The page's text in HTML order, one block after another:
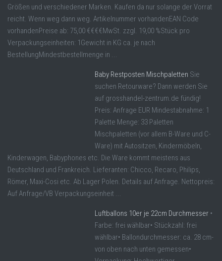
Größen und verschiedener Marken. Kaufen da nur solange der Vorrat
reicht. Wenn weg dann weg. Artikelnummer vorhandenEAN Code
vorhandenPreise ab: 75,00 €€€€MwSt. zzgl. 19,00 %Stück pro
Verpackungseinheiten: 1Gewicht in KG ca. je nach
BestellungMindestbestellmenge in ...
Baby Restposten Mischpaletten Sie
suchen Retourware? Dann werden Sie
auf grosshandel-zentrum.de fündig!
Preis: Anfrage EUR Mindestabnahme: 1
Palette Menge: 33 Paletten
Mischpaletten (vor allem B-Ware und C-
Ware) mit Autositzen, Kindermöbeln,
Kinderwagen, Babyphones etc. Die Ware kommt meistens aus
Deutschland und Frankreich. Lieferanten: Chicco, Recaro, Philips,
Römer, Maxi-Cosi etc. Ab Lager Polen. Details auf Anfrage. Nettopreis:
Auf Anfrage/VB Verpackungseinheit ...
Luftballons 10er je 22cm Durchmesser •
Farbe: frei wählbar• Stückzahl: frei
wählbar• Ballondurchmesser: ca. 28 cm-
von oben nach unten gemessen•